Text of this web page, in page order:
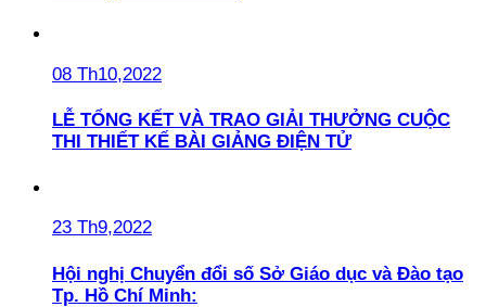
08 Th10,2022
LỄ TỔNG KẾT VÀ TRAO GIẢI THƯỞNG CUỘC
THI THIẾT KẾ BÀI GIẢNG ĐIỆN TỬ
23 Th9,2022
Hội nghị Chuyển đổi số Sở Giáo dục và Đào tạo
Tp. Hồ Chí Minh: